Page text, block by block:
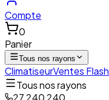
Compte
0
Panier
Tous nos rayons
ClimatiseurVentes Flash
Tous nos rayons
27 240 240